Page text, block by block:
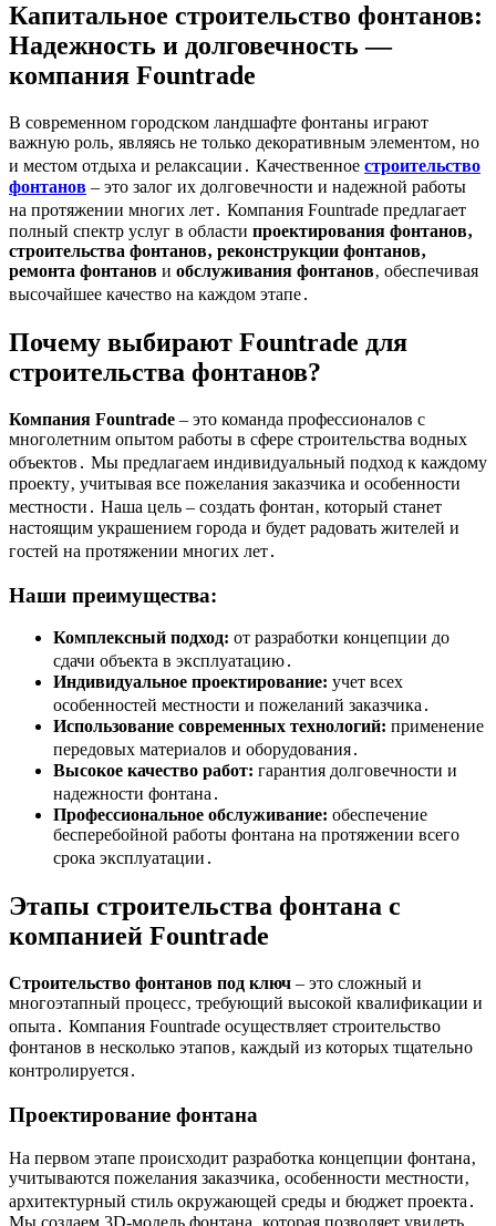
Капитальное строительство фонтанов:
Надежность и долговечность —
компания Fountrade
В современном городском ландшафте фонтаны играют
важную роль‚ являясь не только декоративным элементом‚ но
и местом отдыха и релаксации․ Качественное строительство
фонтанов – это залог их долговечности и надежной работы
на протяжении многих лет․ Компания Fountrade предлагает
полный спектр услуг в области проектирования фонтанов‚
строительства фонтанов‚ реконструкции фонтанов‚
ремонта фонтанов и обслуживания фонтанов‚ обеспечивая
высочайшее качество на каждом этапе․
Почему выбирают Fountrade для
строительства фонтанов?
Компания Fountrade – это команда профессионалов с
многолетним опытом работы в сфере строительства водных
объектов․ Мы предлагаем индивидуальный подход к каждому
проекту‚ учитывая все пожелания заказчика и особенности
местности․ Наша цель – создать фонтан‚ который станет
настоящим украшением города и будет радовать жителей и
гостей на протяжении многих лет․
Наши преимущества:
Комплексный подход: от разработки концепции до
сдачи объекта в эксплуатацию․
Индивидуальное проектирование: учет всех
особенностей местности и пожеланий заказчика․
Использование современных технологий: применение
передовых материалов и оборудования․
Высокое качество работ: гарантия долговечности и
надежности фонтана․
Профессиональное обслуживание: обеспечение
бесперебойной работы фонтана на протяжении всего
срока эксплуатации․
Этапы строительства фонтана с
компанией Fountrade
Строительство фонтанов под ключ – это сложный и
многоэтапный процесс‚ требующий высокой квалификации и
опыта․ Компания Fountrade осуществляет строительство
фонтанов в несколько этапов‚ каждый из которых тщательно
контролируется․
Проектирование фонтана
На первом этапе происходит разработка концепции фонтана‚
учитываются пожелания заказчика‚ особенности местности‚
архитектурный стиль окружающей среды и бюджет проекта․
Мы создаем 3D-модель фонтана‚ которая позволяет увидеть‚